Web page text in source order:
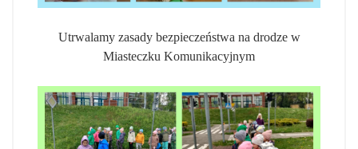
Utrwalamy zasady bezpieczeństwa na drodze w
Miasteczku Komunikacyjnym